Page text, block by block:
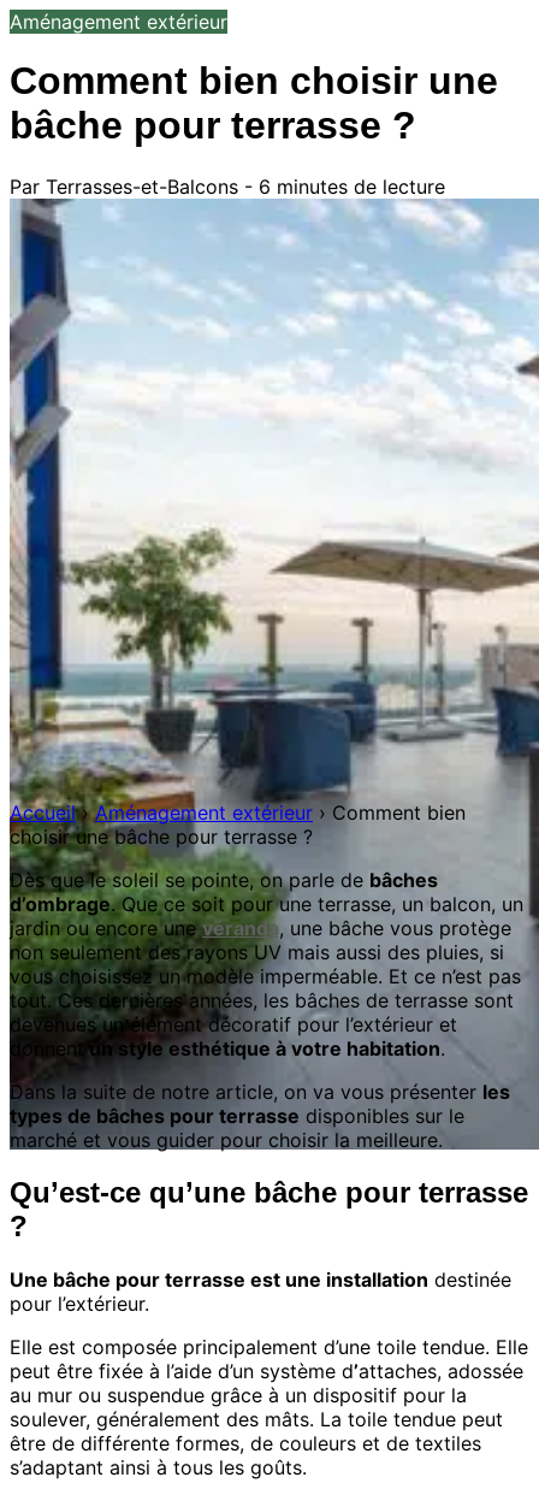
Aménagement extérieur
Comment bien choisir une
bâche pour terrasse ?
Par Terrasses-et-Balcons - 6 minutes de lecture
Accueil›Aménagement extérieur › Comment bien
choisir une bâche pour terrasse ?
Dès que le soleil se pointe, on parle de bâches
d’ombrage. Que ce soit pour une terrasse, un balcon, un
jardin ou encore une véranda, une bâche vous protège
non seulement des rayons UV mais aussi des pluies, si
vous choisissez un modèle imperméable. Et ce n’est pas
tout. Ces dernières années, les bâches de terrasse sont
devenues un élément décoratif pour l’extérieur et
donnent un style esthétique à votre habitation.
Dans la suite de notre article, on va vous présenter les
types de bâches pour terrasse disponibles sur le
marché et vous guider pour choisir la meilleure.
Qu’est-ce qu’une bâche pour terrasse
?
Une bâche pour terrasse est une installation destinée
pour l’extérieur.
Elle est composée principalement d’une toile tendue. Elle
peut être fixée à l’aide d’un système d’attaches, adossée
au mur ou suspendue grâce à un dispositif pour la
soulever, généralement des mâts. La toile tendue peut
être de différente formes, de couleurs et de textiles
s’adaptant ainsi à tous les goûts.